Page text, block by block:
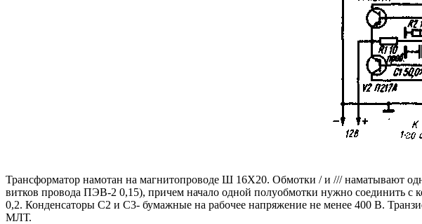
Трансформатор намотан на магнитопроводе Ш 16Х20. Обмотки / и /// наматывают
витков провода ПЭВ-2 0,15), причем начало одной полуобмотки нужно соединить
0,2. Конденсаторы С2 и С3- бумажные на рабочее напряжение не менее 400 В.
МЛТ.